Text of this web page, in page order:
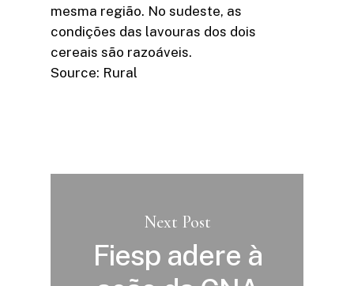
mesma região. No sudeste, as
condições das lavouras dos dois
cereais são razoáveis.
Source: Rural
Next Post
Fiesp adere à